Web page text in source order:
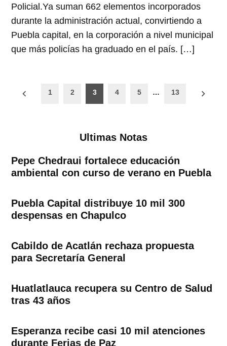
Policial.Ya suman 662 elementos incorporados
durante la administración actual, convirtiendo a
Puebla capital, en la corporación a nivel municipal
que más policías ha graduado en el país. […]
Paginación
1 2 3 4 5 … 13
Ultimas Notas
Pepe Chedraui fortalece educación
ambiental con curso de verano en Puebla
Puebla Capital distribuye 10 mil 300
despensas en Chapulco
Cabildo de Acatlán rechaza propuesta
para Secretaría General
Huatlatlauca recupera su Centro de Salud
tras 43 años
Esperanza recibe casi 10 mil atenciones
durante Ferias de Paz